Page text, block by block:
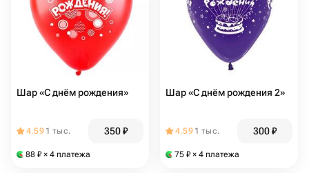
Шар «С днём рождения»
4.59 1 тыс. 350₽
88 ₽ × 4 платежа
Шар «С днём рождения 2»
4.59 1 тыс. 300₽
75 ₽ × 4 платежа